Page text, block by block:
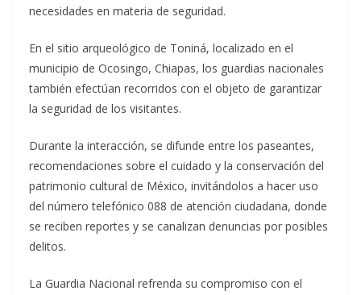
necesidades en materia de seguridad.
En el sitio arqueológico de Toniná, localizado en el
municipio de Ocosingo, Chiapas, los guardias nacionales
también efectúan recorridos con el objeto de garantizar
la seguridad de los visitantes.
Durante la interacción, se difunde entre los paseantes,
recomendaciones sobre el cuidado y la conservación del
patrimonio cultural de México, invitándolos a hacer uso
del número telefónico 088 de atención ciudadana, donde
se reciben reportes y se canalizan denuncias por posibles
delitos.
La Guardia Nacional refrenda su compromiso con el